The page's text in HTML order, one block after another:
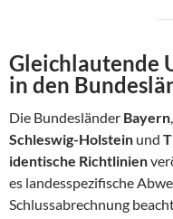
Gleichlautende
in den
Die Bundesländer Bayern
Schleswig-Holstein und
identische Richtlinien
es landesspezifische
Schlussabrechnung